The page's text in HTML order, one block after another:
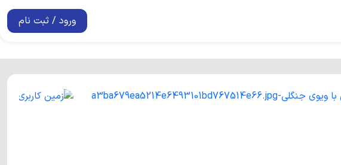
ورود / ثبت نام